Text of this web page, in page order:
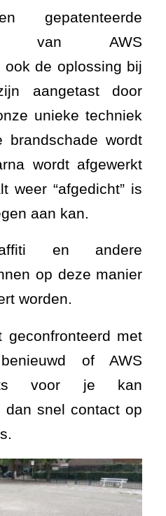
gepatenteerde
van AWS
ook de oplossing bij
aangetast door
unieke techniek
wordt
wordt afgewerkt
weer “afgedicht” is
aan kan.
en andere
op deze manier
worden.
geconfronteerd met
of AWS
voor je kan
dan snel contact op